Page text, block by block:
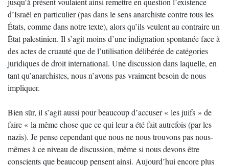
d’Israël en particulier (pas dans le sens anarchiste contre tous les
États, comme dans notre texte), alors qu’ils veulent au contraire un
État palestinien. Il s’agit moins d’une indignation spontanée face à
des actes de cruauté que de l’utilisation délibérée de catégories
juridiques de droit international. Une discussion dans laquelle, en
tant qu’anarchistes, nous n’avons pas vraiment besoin de nous
impliquer.
Bien sûr, il s’agit aussi pour beaucoup d’accuser « les juifs » de
faire « la même chose que ce qui leur a été fait autrefois (par les
nazis). Je pense cependant que nous ne nous trouvons pas nous-
mêmes à ce niveau de discussion, même si nous devons être
conscients que beaucoup pensent ainsi. Aujourd’hui encore plus